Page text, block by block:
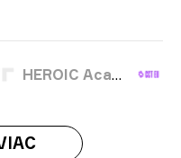
HEROIC Academy